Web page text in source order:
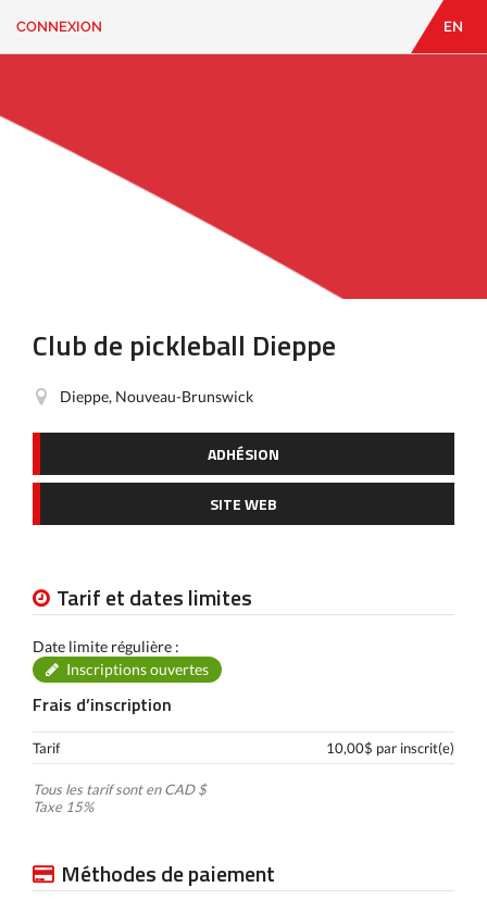
Vous
cherchez
CONNEXION EN
Club de pickleball Dieppe
Dieppe, Nouveau-Brunswick
ADHÉSION
SITE WEB
Tarif et dates limites
Date limite régulière :
Inscriptions ouvertes
Frais d’inscription
Tarif 10,00$ par inscrit(e)
Tous les tarif sont en CAD $
Taxe 15%
Méthodes de paiement